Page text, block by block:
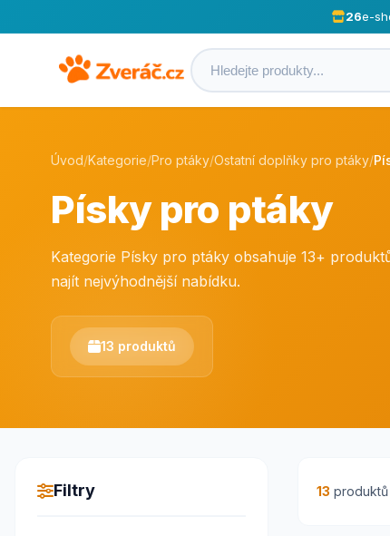
26e-
Úvod/Kategorie/Pro ptáky/Ostatní doplňky pro ptáky/
Písky pro ptáky
Kategorie Písky pro ptáky obsahuje 13+
najít nejvýhodnější nabídku.
13 produktů
Filtry 13 produktů